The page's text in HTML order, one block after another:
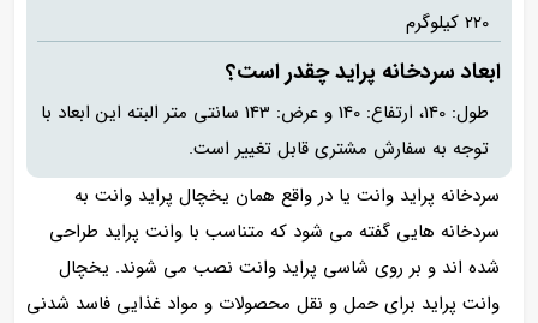
220 کیلوگرم
ابعاد سردخانه پراید چقدر است؟
طول: 140، ارتفاع: 140 و عرض: 143 سانتی متر البته این ابعاد با
توجه به سفارش مشتری قابل تغییر است.
سردخانه پراید وانت یا در واقع همان یخچال پراید وانت به
سردخانه هایی گفته می شود که متناسب با وانت پراید طراحی
شده اند و بر روی شاسی پراید وانت نصب می شوند. یخچال
وانت پراید برای حمل و نقل محصولات و مواد غذایی فاسد شدنی